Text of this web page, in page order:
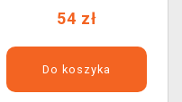
54 zł
Do koszyka